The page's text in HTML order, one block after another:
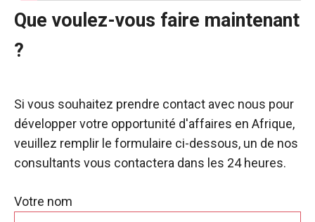
Que voulez-vous faire maintenant
?
Si vous souhaitez prendre contact avec nous pour
développer votre opportunité d'affaires en Afrique,
veuillez remplir le formulaire ci-dessous, un de nos
consultants vous contactera dans les 24 heures.
Votre nom